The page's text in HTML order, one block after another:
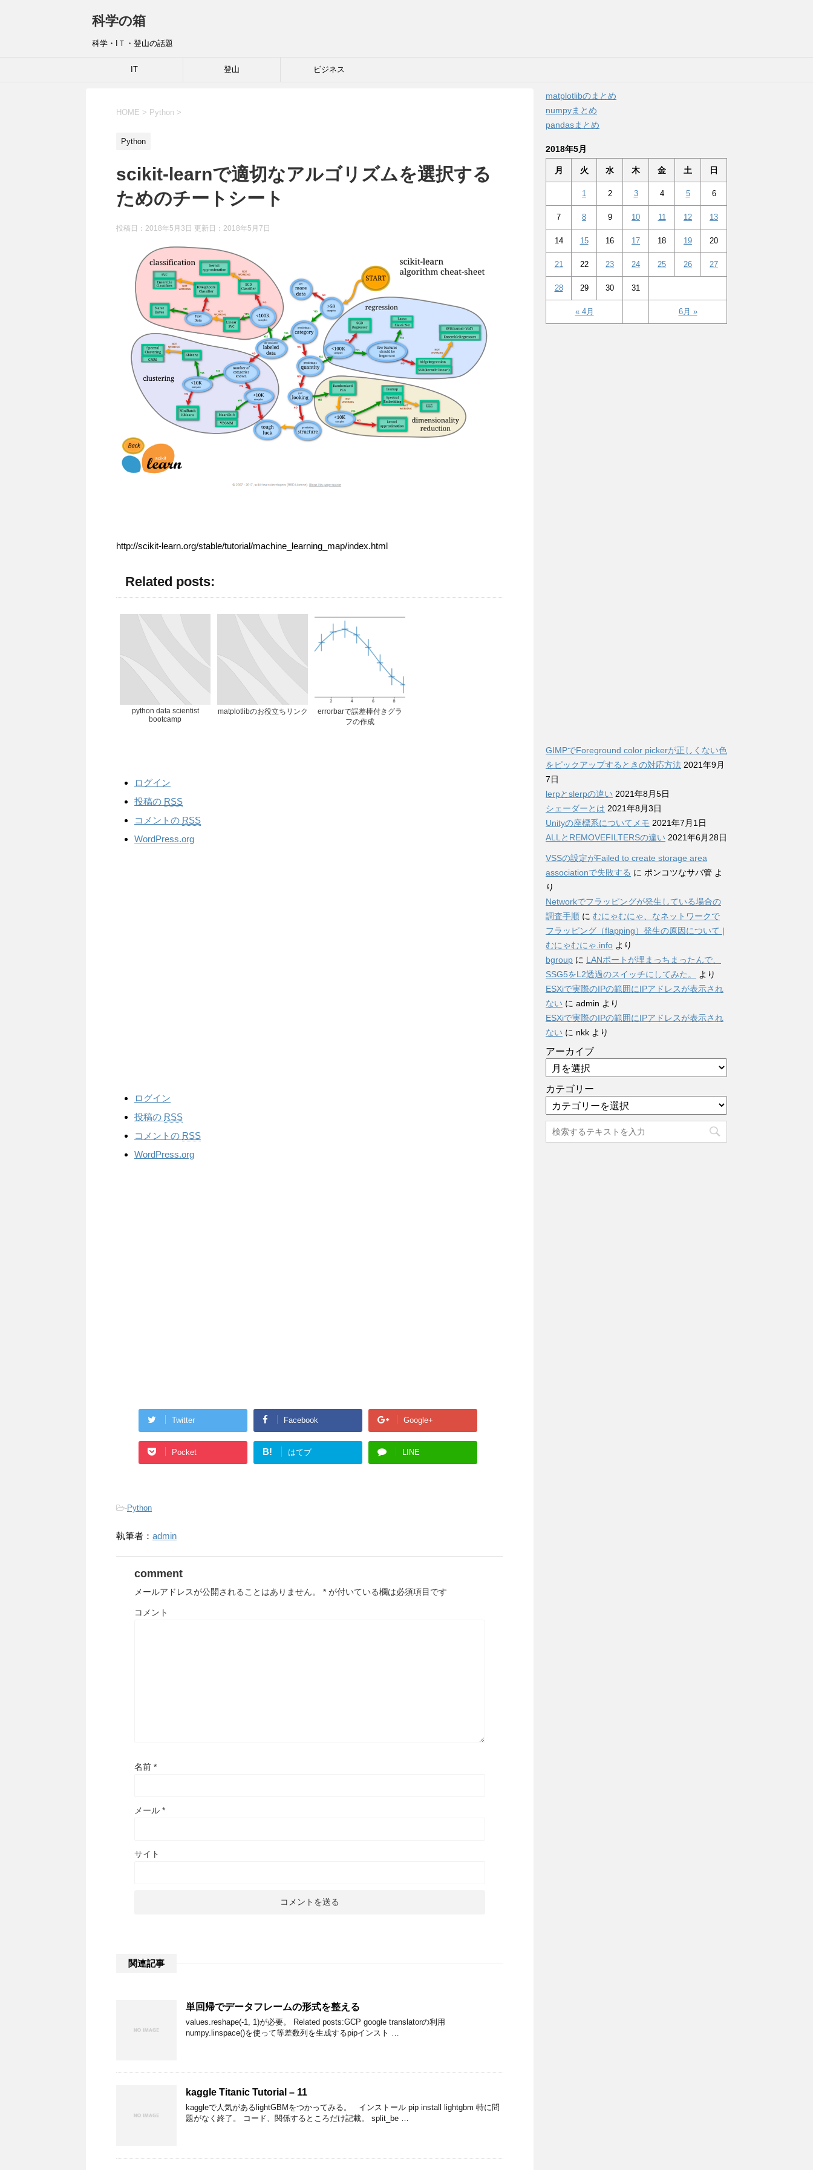
科学の箱
科学・IＴ・登山の話題
IT 登山 ビジネス
HOME > Python >
Python
scikit-learnで適切なアルゴリズムを選択する
ためのチートシート
投稿日：2018年5月3日 更新日： 2018年5月7日
http://scikit-learn.org/stable/tutorial/machine_learning_map/index.html
Related posts:
python data scientist
bootcamp
matplotlibのお役立ちリンク
errorbarで誤差棒付きグラ
フの作成
ログイン
投稿の RSS
コメントの RSS
WordPress.org
ログイン
投稿の RSS
コメントの RSS
WordPress.org
Twitter Facebook Google+
Pocket B! はてブ LINE
-Python
執筆者： admin
comment
メールアドレスが公開されることはありません。 * が付いている欄は必須項目です
コメント
名前 *
メール *
サイト
関連記事
単回帰でデータフレームの形式を整える
values.reshape(-1, 1)が必要。 Related posts:GCP google translatorの利用
numpy.linspace()を使って等差数列を生成するpipインスト …
kaggle Titanic Tutorial – 11
kaggleで人気があるlightGBMをつかってみる。 インストール pip install lightgbm 特に問
題がなく終了。 コード、関係するところだけ記載。 split_be …
matplotlibのまとめ
numpyまとめ
pandasまとめ
2018年5月
月 火 水 木 金 土 日
« 4月 6月 »
1 2 3 4 5 6
7 8 9 10 11 12 13
14 15 16 17 18 19 20
21 22 23 24 25 26 27
28 29 30 31
GIMPでForeground color pickerが正しくない色
をピックアップするときの対応方法 2021年9月
7日
lerpとslerpの違い 2021年8月5日
シェーダーとは 2021年8月3日
Unityの座標系についてメモ 2021年7月1日
ALLとREMOVEFILTERSの違い 2021年6月28日
VSSの設定がFailed to create storage area
associationで失敗する に ポンコツなサバ管 よ
り
Networkでフラッピングが発生している場合の
調査手順 に むにゃむにゃ、なネットワークで
フラッピング（flapping）発生の原因について |
むにゃむにゃ.info より
bgroup に LANポートが埋まっちまったんで、
SSG5をL2透過のスイッチにしてみた。
より
ESXiで実際のIPの範囲にIPアドレスが表示され
ない に admin より
ESXiで実際のIPの範囲にIPアドレスが表示され
ない に nkk より
アーカイブ
カテゴリー